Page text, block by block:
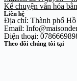
Kể chuyện văn hóa
Liên hệ
Địa chỉ: Thành phố
Email:
Điện thoại:
Theo dõi chúng tôi tại